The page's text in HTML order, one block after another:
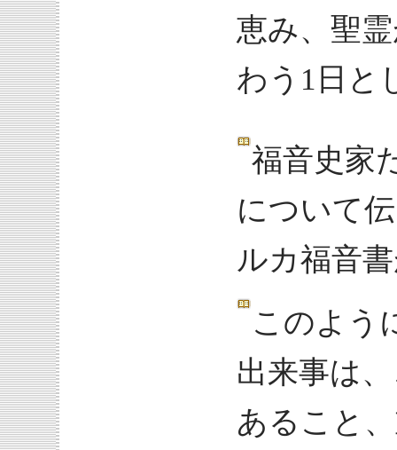
恵み、聖
わう1日と
福音史家
について
ルカ福音
このよう
出来事は
あること